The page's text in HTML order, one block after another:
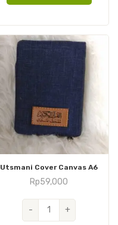
Utsmani Cover Canvas A6
Rp59,000
-
Kuantitas
Utsmani
+